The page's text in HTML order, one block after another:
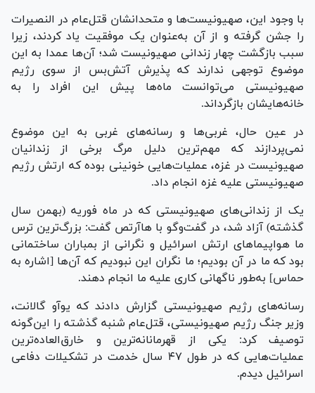
با وجود این، صهیونیست‌ها و متحدانشان قتل‌عام در النصیرات
را جشن گرفته و از آن به‌عنوان یک موفقیت یاد کردند، زیرا
سبب بازگشت چهار زندانی صهیونیست شد؛ آن‌ها عمدا به این
موضوع توجهی ندارند که پذیرش آتش‌بس از سوی رژیم
صهیونیستی می‌توانست ماه‌ها پیش این افراد را به
خانه‌هایشان بازگرداند.
در عین حال، غربی‌ها و رسانه‌های غربی به این موضوع
نمی‌پردازند که مهم‌ترین دلیل مرگ برخی از زندانیان
صهیونیست در غزه، عملیات‌هایی خونینی بوده که ارتش رژیم
صهیونیستی علیه غزه انجام داد.
یک از زندانی‌های صهیونیستی که در ماه فوریه (بهمن سال
گذشته) آزاد شد، در گفت‌وگو با هاآرتص گفت: بزرگ‌ترین ترس
ما هواپیما‌های ارتش اسرائیل و نگرانی از بمباران ساختمانی
بود که ما در آن بودیم؛ ما نگران این نبودیم که آن‌ها [اشاره به
حماس] به‌طور ناگهانی کاری علیه ما انجام دهند.
رسانه‌های رژیم صهیونیستی گزارش دادند که یوآو گالانت،
وزیر جنگ رژیم صهیونیستی، قتل‌عام شنبه گذشته را این‌گونه
توصیف کرد: یکی از قهرمانانه‌ترین و خارق‌العاده‌ترین
عملیات‌هایی که در طول ۴۷ سال خدمت در تشکیلات دفاعی
اسرائیل دیدم.